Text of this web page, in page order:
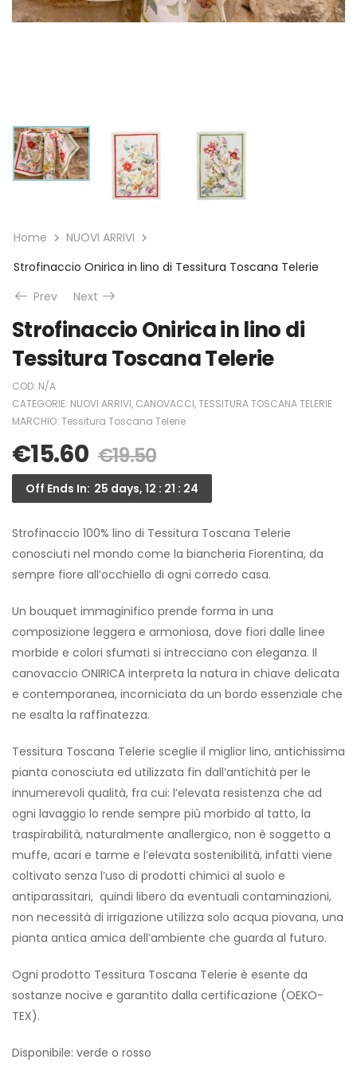
Home
NUOVI ARRIVI
Strofinaccio Onirica in lino di Tessitura Toscana Telerie
Prev
Next
Strofinaccio Onirica in lino di
Tessitura Toscana Telerie
COD: N/A
CATEGORIE: NUOVI ARRIVI, CANOVACCI,TESSITURA TOSCANA TELERIE
MARCHIO: Tessitura Toscana Telerie
€15.60 €19.50
Off Ends In: 25 days, 12 : 21 : 24
Strofinaccio 100% lino di Tessitura Toscana Telerie
conosciuti nel mondo come la biancheria Fiorentina, da
sempre fiore all’occhiello di ogni corredo casa.
Un bouquet immaginifico prende forma in una
composizione leggera e armoniosa, dove fiori dalle linee
morbide e colori sfumati si intrecciano con eleganza. Il
canovaccio ONIRICA interpreta la natura in chiave delicata
e contemporanea, incorniciata da un bordo essenziale che
ne esalta la raffinatezza.
Tessitura Toscana Telerie sceglie il miglior lino, antichissima
pianta conosciuta ed utilizzata fin dall’antichità per le
innumerevoli qualità, fra cui: l’elevata resistenza che ad
ogni lavaggio lo rende sempre più morbido al tatto, la
traspirabilità, naturalmente anallergico, non è soggetto a
muffe, acari e tarme e l’elevata sostenibilità, infatti viene
coltivato senza l’uso di prodotti chimici al suolo e
antiparassitari, quindi libero da eventuali contaminazioni,
non necessità di irrigazione utilizza solo acqua piovana, una
pianta antica amica dell’ambiente che guarda al futuro.
Ogni prodotto Tessitura Toscana Telerie è esente da
sostanze nocive e garantito dalla certificazione (OEKO-
TEX).
Disponibile: verde o rosso